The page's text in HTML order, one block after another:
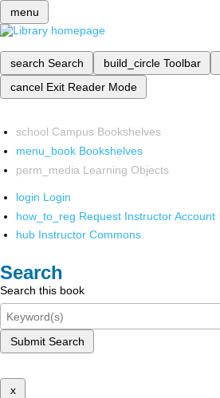
menu
search Search build_circle Toolbar
cancel Exit Reader Mode
school Campus Bookshelves
menu_book Bookshelves
perm_media Learning Objects
login Login
how_to_reg Request Instructor Account
hub Instructor Commons
Search
Search this book
Submit Search
x